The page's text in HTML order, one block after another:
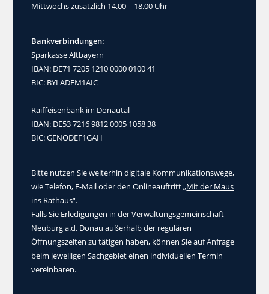
Mittwochs zusätzlich 14.00 – 18.00 Uhr
Bankverbindungen:
Sparkasse Altbayern
IBAN: DE71 7205 1210 0000 0100 41
BIC: BYLADEM1AIC
Raiffeisenbank im Donautal
IBAN: DE53 7216 9812 0005 1058 38
BIC: GENODEF1GAH
Bitte nutzen Sie weiterhin digitale Kommunikationswege,
wie Telefon, E-Mail oder den Onlineauftritt „Mit der Maus
ins Rathaus“.
Falls Sie Erledigungen in der Verwaltungsgemeinschaft
Neuburg a.d. Donau außerhalb der regulären
Öffnungszeiten zu tätigen haben, können Sie auf Anfrage
beim jeweiligen Sachgebiet einen individuellen Termin
vereinbaren.